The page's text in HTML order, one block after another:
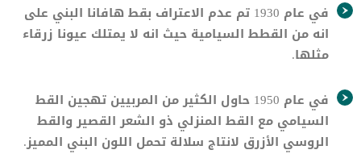
في عام 1930 تم عدم الاعتراف بقط هافانا البني على
انه من القطط السيامية حيث انه لا يمتلك عيونا زرقاء
مثلها.
في عام 1950 حاول الكثير من المربيين تهجين القط
السيامي مع القط المنزلي ذو الشعر القصير والقط
الروسي الأزرق لانتاج سلالة تحمل اللون البني المميز.